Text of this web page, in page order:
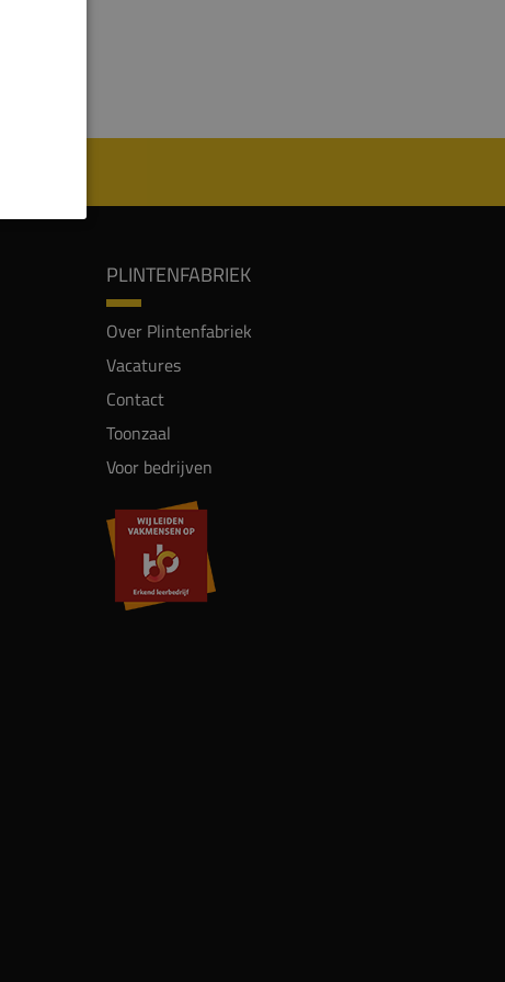
PLINTENFABRIEK
Over Plintenfabriek
Vacatures
Contact
Toonzaal
Voor bedrijven